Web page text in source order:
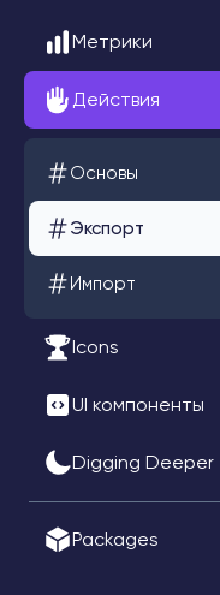
Метрики
Действия
Основы
Экспорт
Импорт
Icons
UI компоненты
Digging Deeper
Packages